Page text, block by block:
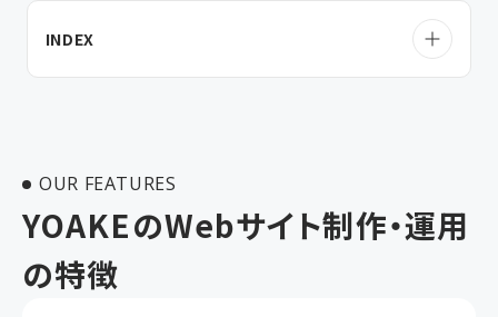
INDEX
OUR FEATURES
YOAKEのWebサイト制作・運用
の特徴
会社概要